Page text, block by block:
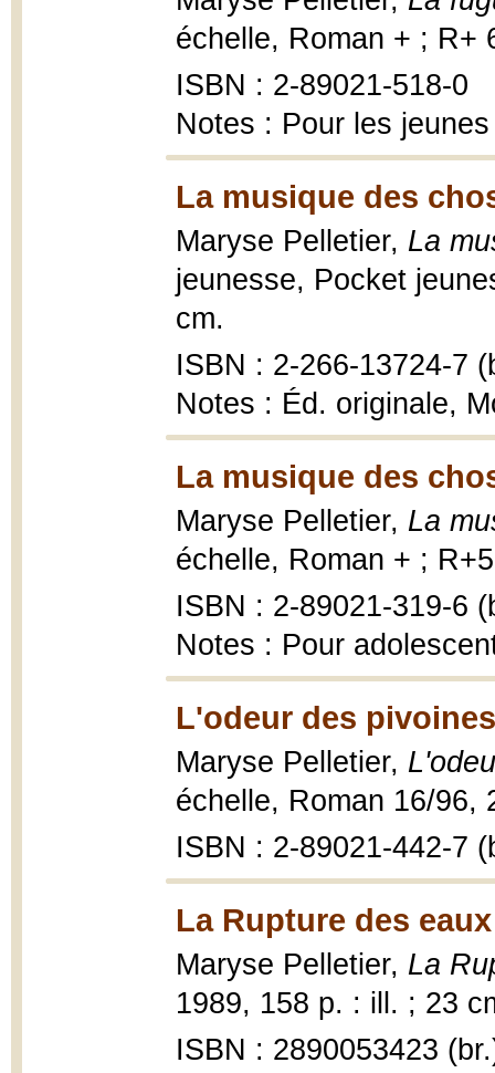
échelle, Roman + ; R+
ISBN : 2-89021-518-0
Notes : Pour les jeunes
La musique des
Maryse Pelletier, La
jeunesse, Pocket
cm.
ISBN : 2-266-13724-7
Notes : Éd. originale,
La musique des
Maryse Pelletier, La
échelle, Roman + ;
ISBN : 2-89021-319-6
Notes : Pour
L'odeur des
Maryse Pelletier,
échelle, Roman 16/96,
ISBN : 2-89021-442-7
La Rupture des
Maryse Pelletier, La
1989, 158 p. : ill. ; 23
ISBN : 2890053423